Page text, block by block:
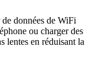
données de WiFi
ou charger des
lentes en réduisant la